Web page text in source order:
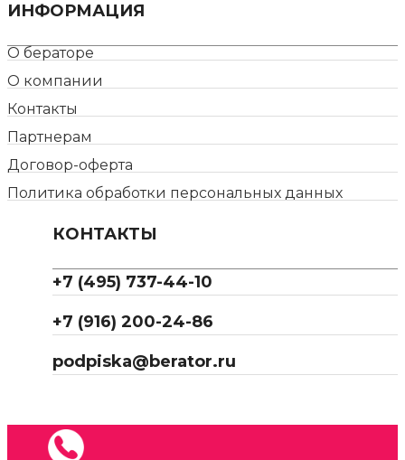
ИНФОРМАЦИЯ
О бераторе
О компании
Контакты
Партнерам
Договор-оферта
Политика обработки персональных данных
КОНТАКТЫ
+7 (495) 737-44-10
+7 (916) 200-24-86
podpiska@berator.ru